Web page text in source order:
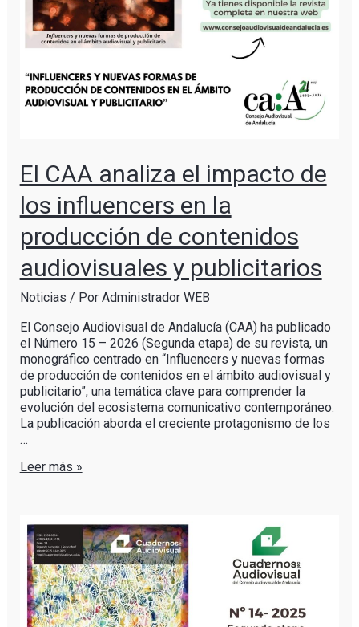
El CAA analiza el impacto de
los influencers en la
producción de contenidos
audiovisuales y publicitarios
Noticias / Por Administrador WEB
El Consejo Audiovisual de Andalucía (CAA) ha publicado
el Número 15 – 2026 (Segunda etapa) de su revista, un
monográfico centrado en “Influencers y nuevas formas
de producción de contenidos en el ámbito audiovisual y
publicitario”, una temática clave para comprender la
evolución del ecosistema comunicativo contemporáneo.
La publicación aborda el creciente protagonismo de los
…
Leer más »